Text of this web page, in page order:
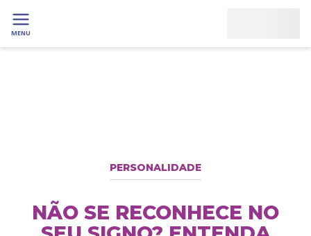
MENU
PERSONALIDADE
NÃO SE RECONHECE NO